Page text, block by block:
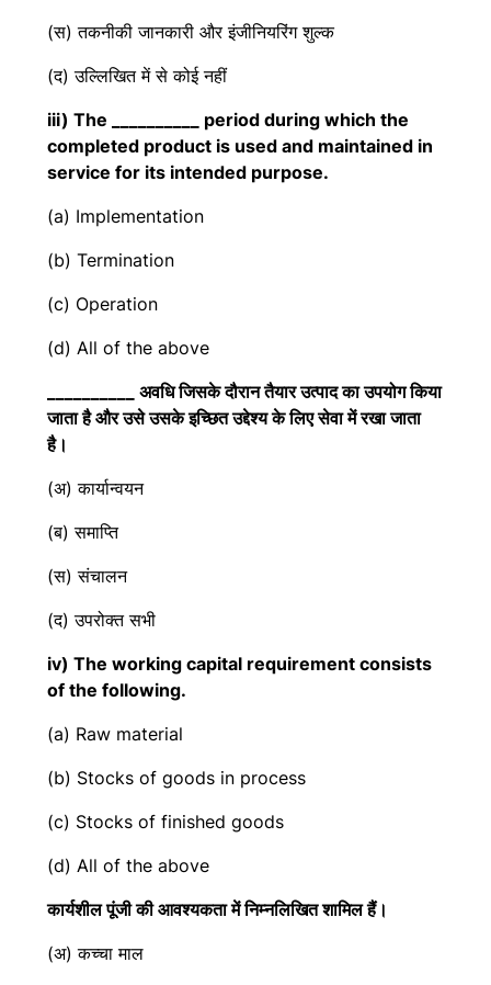
(स) तकनीकी जानकारी और इंजीनियरिंग शुल्क
(द) उल्लिखित में से कोई नहीं
iii) The __________ period during which the
completed product is used and maintained in
service for its intended purpose.
(a) Implementation
(b) Termination
(c) Operation
(d) All of the above
__________ अवधि जिसके दौरान तैयार उत्पाद का उपयोग किया
जाता है और उसे उसके इच्छित उद्देश्य के लिए सेवा में रखा जाता
है।
(अ) कार्यान्वयन
(ब) समाप्ति
(स) संचालन
(द) उपरोक्त सभी
iv) The working capital requirement consists
of the following.
(a) Raw material
(b) Stocks of goods in process
(c) Stocks of finished goods
(d) All of the above
कार्यशील पूंजी की आवश्यकता में निम्नलिखित शामिल हैं।
(अ) कच्चा माल